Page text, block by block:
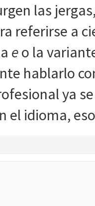
las
referirse a
eo la
hablarlo
ya
el idioma,